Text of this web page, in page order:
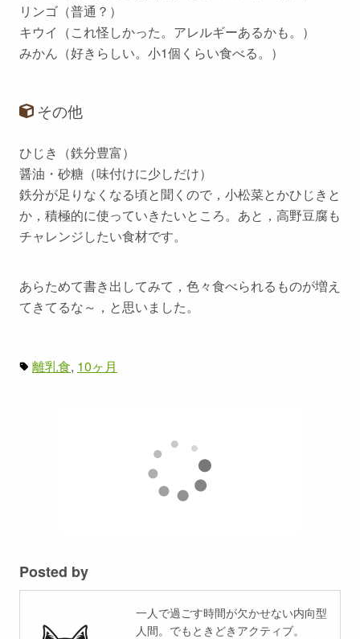
リンゴ（普通？）
キウイ（これ怪しかった。アレルギーあるかも。）
みかん（好きらしい。小1個くらい食べる。）
その他
ひじき（鉄分豊富）
醤油・砂糖（味付けに少しだけ）
鉄分が足りなくなる頃と聞くので，小松菜とかひじきと
か，積極的に使っていきたいところ。あと，高野豆腐も
チャレンジしたい食材です。
あらためて書き出してみて，色々食べられるものが増え
てきてるな～，と思いました。
離乳食 10ヶ月
Posted by
一人で過ごす時間が欠かせない内向型
人間。でもときどきアクティブ。